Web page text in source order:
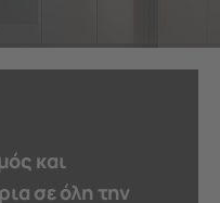
και
σε όλη την